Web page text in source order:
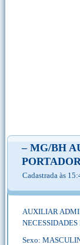
– MG/BH
Cadastrada às
AUXILIAR
NECESSIDADES
Sexo: